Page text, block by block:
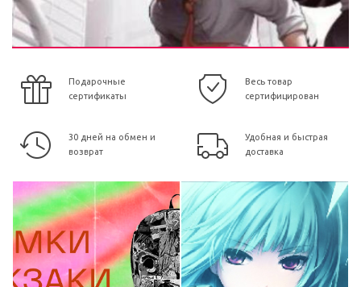
Подарочные
сертификаты
Весь товар
сертифицирован
30 дней на обмен и
возврат
Удобная и быстрая
доставка